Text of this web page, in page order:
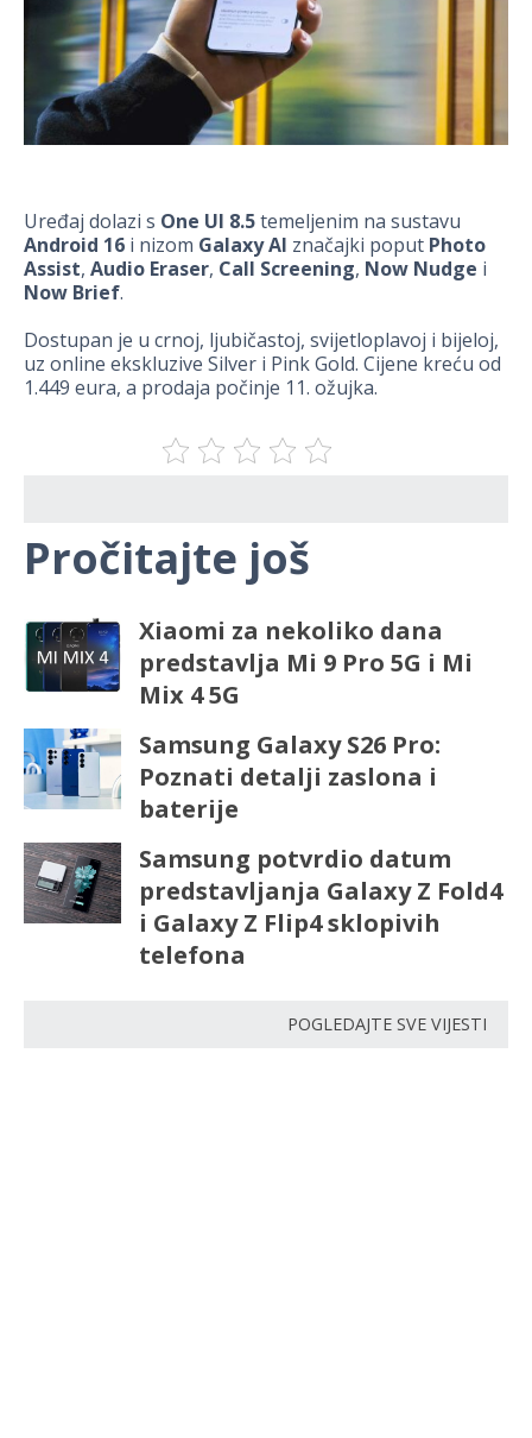
Uređaj dolazi s One UI 8.5temeljenim na sustavu
Android 16 i nizom Galaxy AI značajki poput Photo
Assist, Audio Eraser, Call Screening, Now Nudge i
Now Brief.
Dostupan je u crnoj, ljubičastoj, svijetloplavoj i bijeloj,
uz online ekskluzive Silver i Pink Gold. Cijene kreću od
1.449 eura, a prodaja počinje 11. ožujka.
Pročitajte još
Xiaomi za nekoliko dana
predstavlja Mi 9 Pro 5G i Mi
Mix 4 5G
Samsung Galaxy S26 Pro:
Poznati detalji zaslona i
baterije
Samsung potvrdio datum
predstavljanja Galaxy Z Fold4
i Galaxy Z Flip4 sklopivih
telefona
POGLEDAJTE SVE VIJESTI